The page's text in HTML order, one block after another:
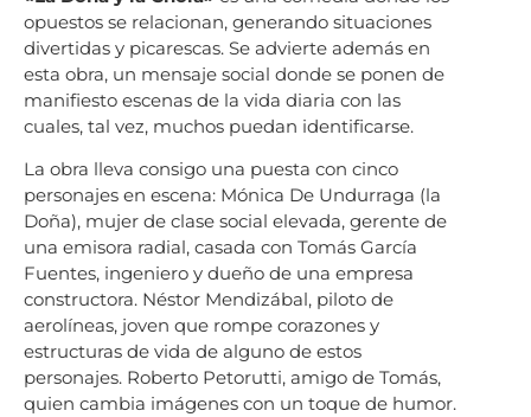
opuestos se relacionan, generando situaciones
divertidas y picarescas. Se advierte además en
esta obra, un mensaje social donde se ponen de
manifiesto escenas de la vida diaria con las
cuales, tal vez, muchos puedan identificarse.
La obra lleva consigo una puesta con cinco
personajes en escena: Mónica De Undurraga (la
Doña), mujer de clase social elevada, gerente de
una emisora radial, casada con Tomás García
Fuentes, ingeniero y dueño de una empresa
constructora. Néstor Mendizábal, piloto de
aerolíneas, joven que rompe corazones y
estructuras de vida de alguno de estos
personajes. Roberto Petorutti, amigo de Tomás,
quien cambia imágenes con un toque de humor.